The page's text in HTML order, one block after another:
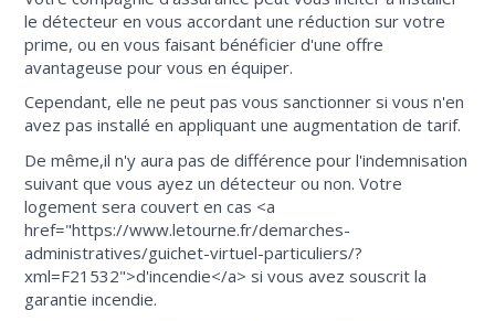
le détecteur en vous accordant une réduction sur votre
prime, ou en vous faisant bénéficier d'une offre
avantageuse pour vous en équiper.
Cependant, elle ne peut pas vous sanctionner si vous n'en
avez pas installé en appliquant une augmentation de tarif.
De même,il n'y aura pas de différence pour l'indemnisation
suivant que vous ayez un détecteur ou non. Votre
logement sera couvert en cas <a
href="https://www.letourne.fr/demarches-
administratives/guichet-virtuel-particuliers/?
xml=F21532">d'incendie</a> si vous avez souscrit la
garantie incendie.